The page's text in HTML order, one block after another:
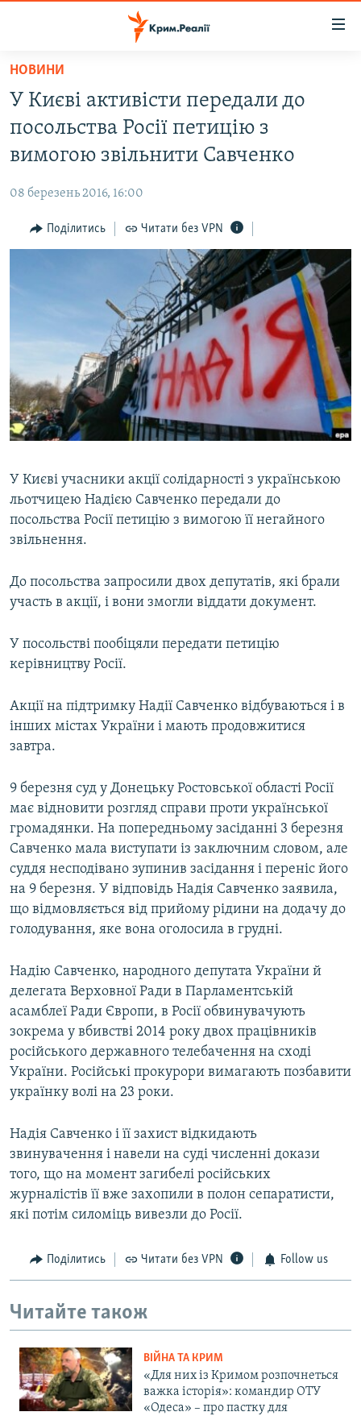
Перейти
основного
матеріалу
до
основної
навігації
Перейти
до
БЛОГИ
ПОГЛЯД
ВСЕ ЗА ДЕНЬ
ВІДЕОУРОКИ «ELIFBE»
СВІДЧЕННЯ ОКУПАЦІЇ
УКРАЇНСЬКА ПРОБЛЕМА КРИМУ
ЯК ОБІЙТИ БЛОКУВАННЯ
Русский
Qırımtatar
Усі сайти RFE/RL
НОВИНИ
У Києві активісти передали до
посольства Росії петицію з
вимогою звільнити Савченко
08 березень 2016, 16:00
Поділитись Читати без VPN
У Києві учасники акції солідарності з українською
льотчицею Надією Савченко передали до
посольства Росії петицію з вимогою її негайного
звільнення.
До посольства запросили двох депутатів, які брали
участь в акції, і вони змогли віддати документ.
У посольстві пообіцяли передати петицію
керівництву Росії.
Акції на підтримку Надії Савченко відбуваються і в
інших містах України і мають продовжитися
завтра.
9 березня суд у Донецьку Ростовської області Росії
має відновити розгляд справи проти української
громадянки. На попередньому засіданні 3 березня
Савченко мала виступати із заключним словом, але
суддя несподівано зупинив засідання і переніс його
на 9 березня. У відповідь Надія Савченко заявила,
що відмовляється від прийому рідини на додачу до
голодування, яке вона оголосила в грудні.
Надію Савченко, народного депутата України й
делегата Верховної Ради в Парламентській
асамблеї Ради Європи, в Росії обвинувачують
зокрема у вбивстві 2014 року двох працівників
російського державного телебачення на сході
України. Російські прокурори вимагають позбавити
українку волі на 23 роки.
Надія Савченко і її захист відкидають
звинувачення і навели на суді численні докази
того, що на момент загибелі російських
журналістів її вже захопили в полон сепаратисти,
які потім силоміць вивезли до Росії.
Поділитись Читати без VPN Follow us
Читайте також
ВІЙНА ТА КРИМ
«Для них із Кримом розпочнеться
важка історія»: командир ОТУ
«Одеса» – про пастку для